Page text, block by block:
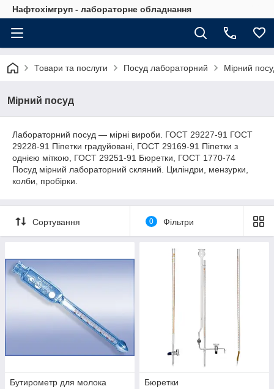
Нафтохімгруп - лабораторне обладнання
Товари та послуги Посуд лабораторний Мірний
Мірний посуд
Лабораторний посуд — мірні вироби. ГОСТ 29227-91 ГОСТ
29228-91 Піпетки градуйовані, ГОСТ 29169-91 Піпетки з
однією міткою, ГОСТ 29251-91 Бюретки, ГОСТ 1770-74
Посуд мірний лабораторний скляний. Циліндри, мензурки,
колби, пробірки.
Сортування 0 Фільтри
Бутирометр для молока
Бюретки